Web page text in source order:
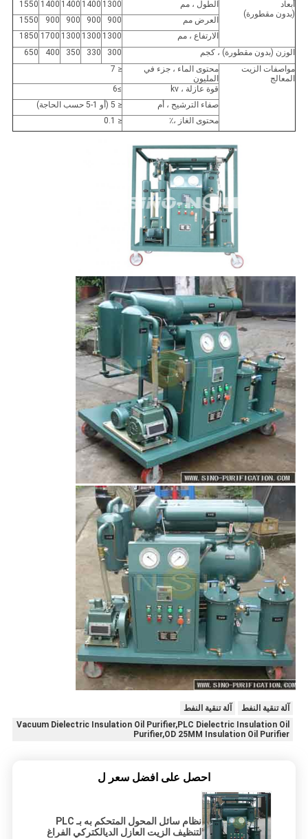
أبعاد
(بدون مقطورة)
الطول ، مم 1300
1400
1400
1400
1550
العرض مم
900
900
900
900
1550
الارتفاع ، مم
1300
1300
1300
1700
1850
الوزن (بدون مقطورة) ، كجم
300
330
350
400
650
مواصفات الزيت
المعالج
محتوى الماء ، جزء في
المليون
≤ 7
قوة عازلة ، kv
≥6
صفاء الترشيح ، أم
≤ 5 (أو 1-5 حسب الحاجة)
محتوى الغاز ،٪
≤ 0.1
آلة تنقية النفط
آلة تنقية النفط
Vacuum Dielectric Insulation Oil Purifier,PLC Dielectric Insulation Oil
Purifier,OD 25MM Insulation Oil Purifier
احصل على افضل سعر ل
نظام سائل المحول المتحكم به بـ PLC
لتنظيف الزيت العازل الديالكتركي الفراغ